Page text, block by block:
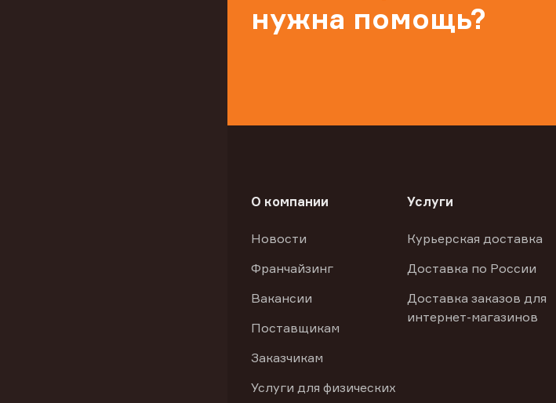
нужна помощь?
О компании
Новости
Франчайзинг
Вакансии
Поставщикам
Заказчикам
Услуги для физических
Услуги
Курьерская доставка
Доставка по России
Доставка заказов для
интернет-магазинов